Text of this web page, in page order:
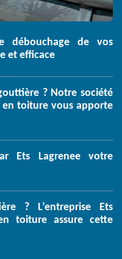
débouchage de vos
et efficace
? Notre société
en toiture vous apporte
Ets Lagrenee votre
? L’entreprise Ets
toiture assure cette